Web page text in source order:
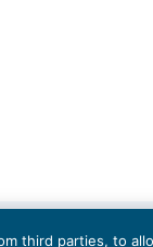
third parties, to